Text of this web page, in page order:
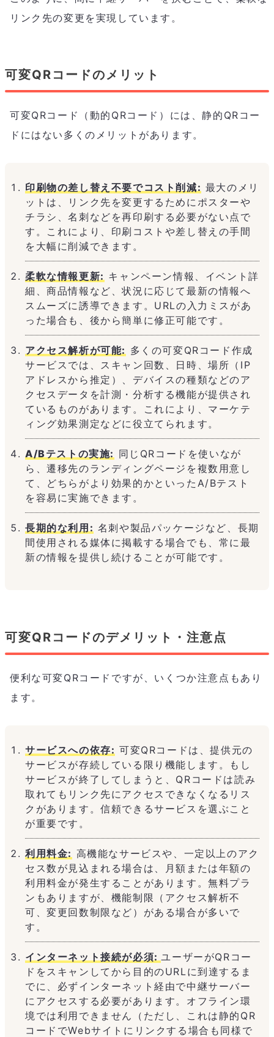
リンク先の変更を実現しています。
可変QRコードのメリット
可変QRコード（動的QRコード）には、静的QRコー
ドにはない多くのメリットがあります。
印刷物の差し替え不要でコスト削減: 最大のメリ
ットは、リンク先を変更するためにポスターや
チラシ、名刺などを再印刷する必要がない点で
す。これにより、印刷コストや差し替えの手間
を大幅に削減できます。
柔軟な情報更新: キャンペーン情報、イベント詳
細、商品情報など、状況に応じて最新の情報へ
スムーズに誘導できます。URLの入力ミスがあ
った場合も、後から簡単に修正可能です。
アクセス解析が可能: 多くの可変QRコード作成
サービスでは、スキャン回数、日時、場所（IP
アドレスから推定）、デバイスの種類などのア
クセスデータを計測・分析する機能が提供され
ているものがあります。これにより、マーケテ
ィング効果測定などに役立てられます。
A/Bテストの実施: 同じQRコードを使いなが
ら、遷移先のランディングページを複数用意し
て、どちらがより効果的かといったA/Bテスト
を容易に実施できます。
長期的な利用: 名刺や製品パッケージなど、長期
間使用される媒体に掲載する場合でも、常に最
新の情報を提供し続けることが可能です。
可変QRコードのデメリット・注意点
便利な可変QRコードですが、いくつか注意点もあり
ます。
サービスへの依存: 可変QRコードは、提供元の
サービスが存続している限り機能します。もし
サービスが終了してしまうと、QRコードは読み
取れてもリンク先にアクセスできなくなるリス
クがあります。信頼できるサービスを選ぶこと
が重要です。
利用料金: 高機能なサービスや、一定以上のアク
セス数が見込まれる場合は、月額または年額の
利用料金が発生することがあります。無料プラ
ンもありますが、機能制限（アクセス解析不
可、変更回数制限など）がある場合が多いで
す。
インターネット接続が必須:ユーザーがQRコー
ドをスキャンしてから目的のURLに到達するま
でに、必ずインターネット経由で中継サーバー
にアクセスする必要があります。オフライン環
境では利用できません（ただし、これは静的QR
コードでWebサイトにリンクする場合も同様で